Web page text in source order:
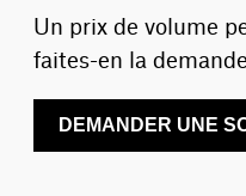
Un prix de volume
faites-en la
DEMANDER UNE